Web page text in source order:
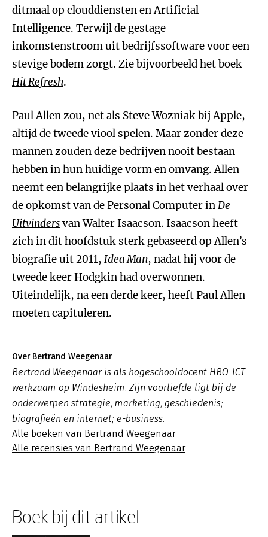
ditmaal op clouddiensten en Artificial
Intelligence. Terwijl de gestage
inkomstenstroom uit bedrijfssoftware voor een
stevige bodem zorgt. Zie bijvoorbeeld het boek
Hit Refresh.
Paul Allen zou, net als Steve Wozniak bij Apple,
altijd de tweede viool spelen. Maar zonder deze
mannen zouden deze bedrijven nooit bestaan
hebben in hun huidige vorm en omvang. Allen
neemt een belangrijke plaats in het verhaal over
de opkomst van de Personal Computer inDe
Uitvindersvan Walter Isaacson. Isaacson heeft
zich in dit hoofdstuk sterk gebaseerd op Allen’s
biografie uit 2011, Idea Man, nadat hij voor de
tweede keer Hodgkin had overwonnen.
Uiteindelijk, na een derde keer, heeft Paul Allen
moeten capituleren.
Over Bertrand Weegenaar
Bertrand Weegenaar is als hogeschooldocent HBO-ICT
werkzaam op Windesheim. Zijn voorliefde ligt bij de
onderwerpen strategie, marketing, geschiedenis;
biografieën en internet; e-business.
Alle boeken van Bertrand Weegenaar
Alle recensies van Bertrand Weegenaar
Boek bij dit artikel